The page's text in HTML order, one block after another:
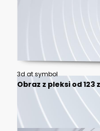
3d at symbol
Obraz z pleksi od 123